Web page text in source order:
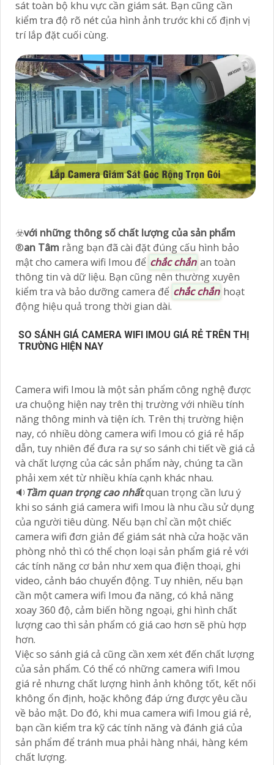
sát toàn bộ khu vực cần giám sát. Bạn cũng cần
kiểm tra độ rõ nét của hình ảnh trước khi cố định vị
trí lắp đặt cuối cùng.
☣️với những thông số chất lượng của sản phẩm
®️an Tâm rằng bạn đã cài đặt đúng cấu hình bảo
mật cho camera wifi Imou để chắc chắn an toàn
thông tin và dữ liệu. Bạn cũng nên thường xuyên
kiểm tra và bảo dưỡng camera để chắc chắn hoạt
động hiệu quả trong thời gian dài.
SO SÁNH GIÁ CAMERA WIFI IMOU GIÁ RẺ TRÊN THỊ
TRƯỜNG HIỆN NAY
Camera wifi Imou là một sản phẩm công nghệ được
ưa chuộng hiện nay trên thị trường với nhiều tính
năng thông minh và tiện ích. Trên thị trường hiện
nay, có nhiều dòng camera wifi Imou có giá rẻ hấp
dẫn, tuy nhiên để đưa ra sự so sánh chi tiết về giá cả
và chất lượng của các sản phẩm này, chúng ta cần
phải xem xét từ nhiều khía cạnh khác nhau.
🔉Tầm quan trọng cao nhấtquan trọng cần lưu ý
khi so sánh giá camera wifi Imou là nhu cầu sử dụng
của người tiêu dùng. Nếu bạn chỉ cần một chiếc
camera wifi đơn giản để giám sát nhà cửa hoặc văn
phòng nhỏ thì có thể chọn loại sản phẩm giá rẻ với
các tính năng cơ bản như xem qua điện thoại, ghi
video, cảnh báo chuyển động. Tuy nhiên, nếu bạn
cần một camera wifi Imou đa năng, có khả năng
xoay 360 độ, cảm biến hồng ngoại, ghi hình chất
lượng cao thì sản phẩm có giá cao hơn sẽ phù hợp
hơn.
Việc so sánh giá cả cũng cần xem xét đến chất lượng
của sản phẩm. Có thể có những camera wifi Imou
giá rẻ nhưng chất lượng hình ảnh không tốt, kết nối
không ổn định, hoặc không đáp ứng được yêu cầu
về bảo mật. Do đó, khi mua camera wifi Imou giá rẻ,
bạn cần kiểm tra kỹ các tính năng và đánh giá của
sản phẩm để tránh mua phải hàng nhái, hàng kém
chất lượng.